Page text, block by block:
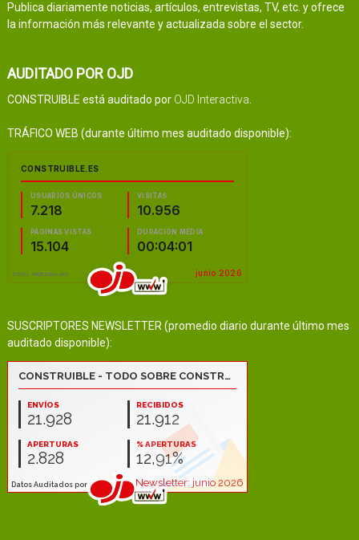
Publica diariamente noticias, artículos, entrevistas, TV, etc. y ofrece
la información más relevante y actualizada sobre el sector.
AUDITADO POR OJD
CONSTRUIBLE está auditado por OJD Interactiva.
TRÁFICO WEB (durante último mes auditado disponible):
SUSCRIPTORES NEWSLETTER (promedio diario durante último mes
auditado disponible):